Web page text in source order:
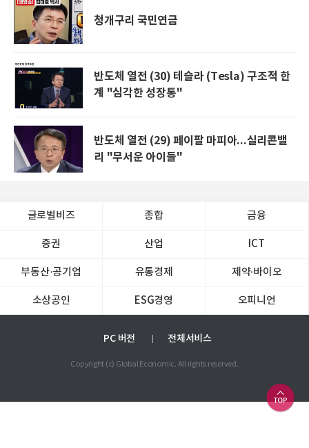
청개구리 국민연금
반도체 열전 (30) 테슬라 (Tesla) 구조적 한
계 "심각한 성장통"
반도체 열전 (29) 페이팔 마피아...실리콘밸
리 "무서운 아이들"
글로벌비즈 종합 금융
증권 산업 ICT
부동산·공기업 유통경제 제약∙바이오
소상공인 ESG경영 오피니언
PC 버전 전체서비스
Copyright (c) Global Economic. All rights reserved.